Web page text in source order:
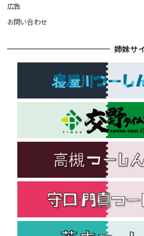
広告
お問い合わせ
姉妹サ